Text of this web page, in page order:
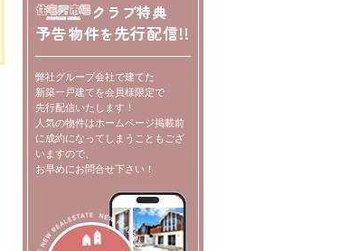
クラブ特典
予告物件を先行配信!!
弊社グループ会社で建てた
新築一戸建てを会員様限定で
先行配信いたします！
人気の物件はホームページ掲載前
に成約になってしまうこともござ
いますので、
お早めにお問合せ下さい！